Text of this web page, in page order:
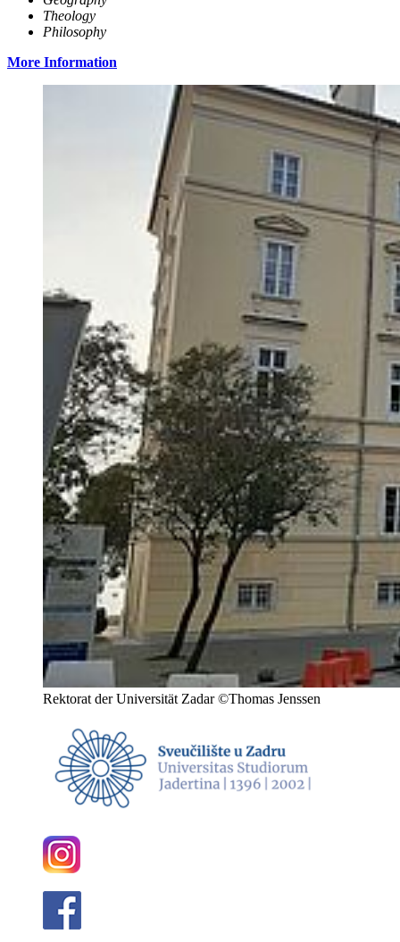
Theology
Philosophy
More Information
Rektorat der Universität Zadar ©Thomas Jenssen